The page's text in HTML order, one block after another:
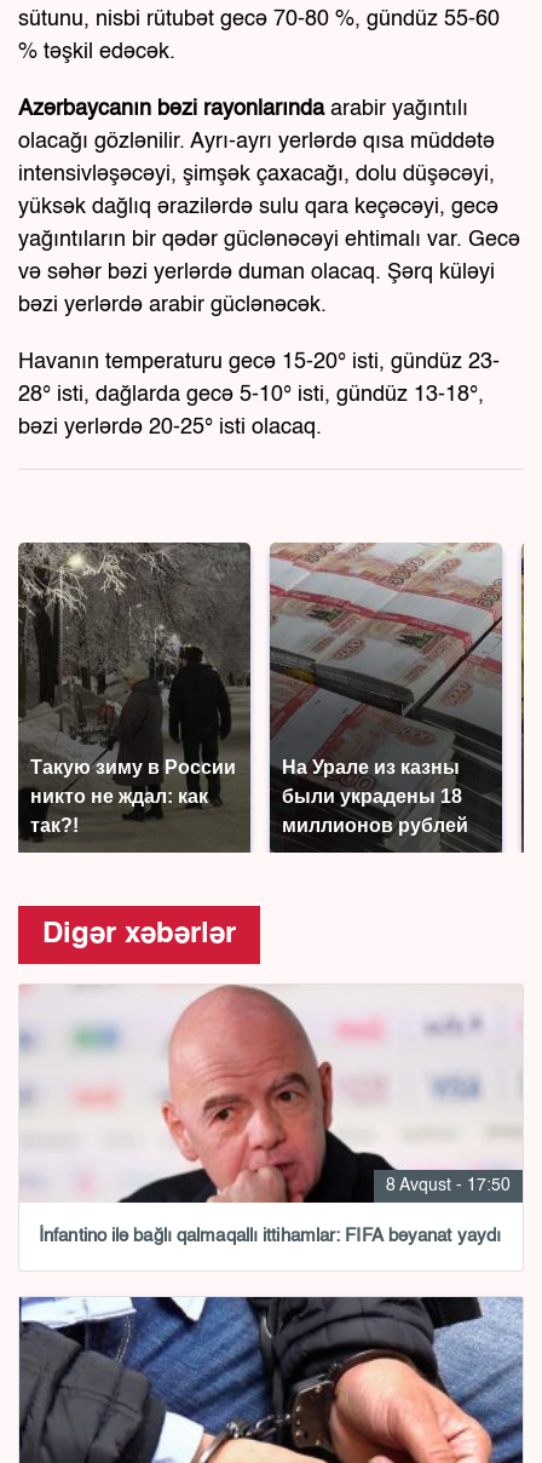
sütunu, nisbi rütubət gecə 70-80 %, gündüz 55-60
% təşkil edəcək.
Azərbaycanın bəzi rayonlarında arabir yağıntılı
olacağı gözlənilir. Ayrı-ayrı yerlərdə qısa müddətə
intensivləşəcəyi, şimşək çaxacağı, dolu düşəcəyi,
yüksək dağlıq ərazilərdə sulu qara keçəcəyi, gecə
yağıntıların bir qədər güclənəcəyi ehtimalı var. Gecə
və səhər bəzi yerlərdə duman olacaq. Şərq küləyi
bəzi yerlərdə arabir güclənəcək.
Havanın temperaturu gecə 15-20° isti, gündüz 23-
28° isti, dağlarda gecə 5-10° isti, gündüz 13-18°,
bəzi yerlərdə 20-25° isti olacaq.
Такую зиму в России
никто не ждал: как
так?!
На Урале из казны
были украдены 18
миллионов рублей
Digər xəbərlər
8 Avqust - 17:50
İnfantino ilə bağlı qalmaqallı ittihamlar: FIFA bəyanat yaydı